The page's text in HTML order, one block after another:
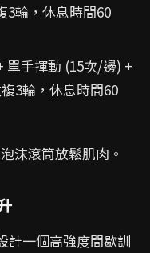
3輪，休息時間60
單手揮動 (15次/邊) +
3輪，休息時間60
沫滾筒放鬆肌肉。
計一個高強度間歇訓